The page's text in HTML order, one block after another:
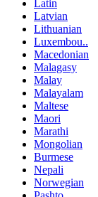
Latin
Latvian
Lithuanian
Luxembou..
Macedonian
Malagasy
Malay
Malayalam
Maltese
Maori
Marathi
Mongolian
Burmese
Nepali
Norwegian